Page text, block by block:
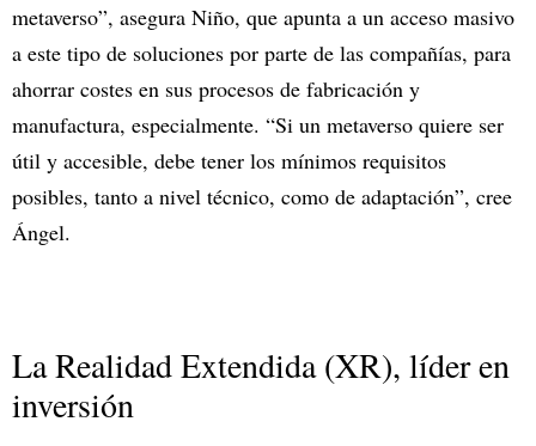
metaverso”, asegura Niño, que apunta a un acceso masivo
a este tipo de soluciones por parte de las compañías, para
ahorrar costes en sus procesos de fabricación y
manufactura, especialmente. “Si un metaverso quiere ser
útil y accesible, debe tener los mínimos requisitos
posibles, tanto a nivel técnico, como de adaptación”, cree
Ángel.
La Realidad Extendida (XR), líder en
inversión